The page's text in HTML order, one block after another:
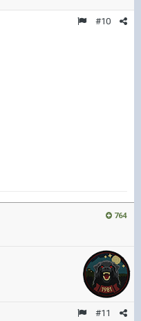
#10
764
#11